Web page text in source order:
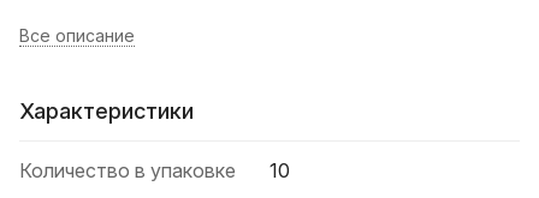
Все описание
Характеристики
Количество в упаковке 10